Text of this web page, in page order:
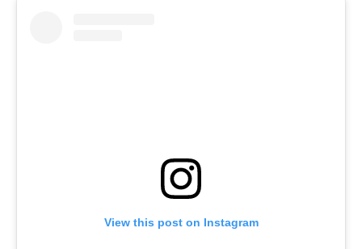
View this post on Instagram